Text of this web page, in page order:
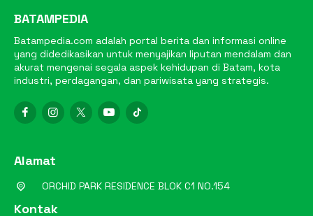
BATAMPEDIA
Batampedia.com adalah portal berita dan informasi online
yang didedikasikan untuk menyajikan liputan mendalam dan
akurat mengenai segala aspek kehidupan di Batam, kota
industri, perdagangan, dan pariwisata yang strategis.
Alamat
ORCHID PARK RESIDENCE BLOK C1 NO.154
Kontak